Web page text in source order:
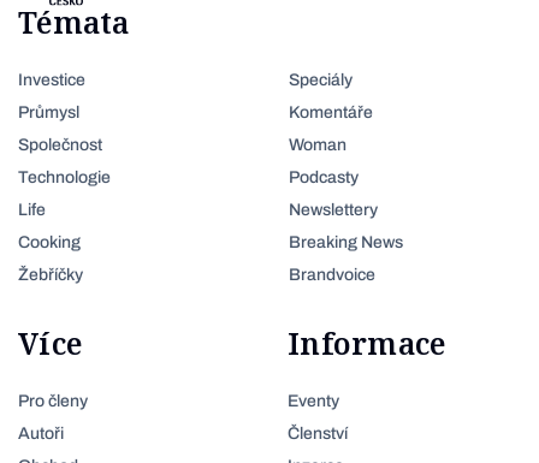
Témata
Investice
Průmysl
Společnost
Technologie
Life
Cooking
Žebříčky
Speciály
Komentáře
Woman
Podcasty
Newslettery
Breaking News
Brandvoice
Více
Pro členy
Autoři
Informace
Eventy
Členství